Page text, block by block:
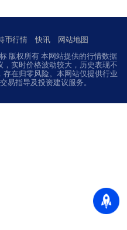
币行情 快讯 网站地图
版权所有 本网站提供的行情数据
实时价格波动较大，历史表现不
在归零风险。本网站仅提供行业
易指导及投资建议服务。